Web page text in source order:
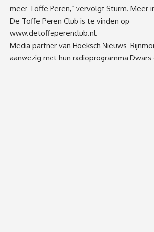
meer Toffe Peren,” vervolgt Sturm. Meer
De Toffe Peren Club is te vinden op
www.detoffeperenclub.nl.
Media partner van Hoeksch Nieuws
aanwezig met hun radioprogramma Dwars